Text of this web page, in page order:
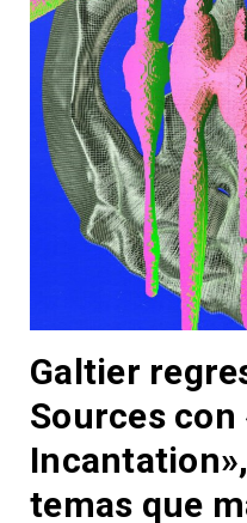
Galtier
Sources
temas que